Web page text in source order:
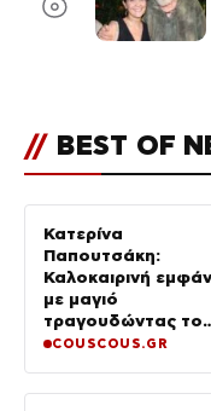
// BEST OF
Κατερίνα
Παπουτσάκη:
Καλοκαιρινή
με μαγιό
τραγουδώντας το
«Καλοκαιρινά
COUSCOUS.GR